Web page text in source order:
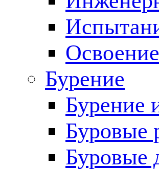
Бурение
Бурение
Буровые
Буровые